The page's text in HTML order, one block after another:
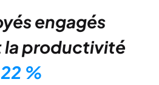
engagés
la productivité
22 %